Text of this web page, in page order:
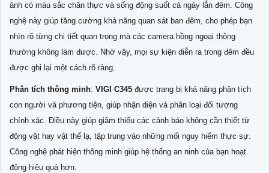
ảnh có màu sắc chân thực và sống động suốt cả ngày lẫn đêm. Công
nghệ này giúp tăng cường khả năng quan sát ban đêm, cho phép bạn
nhìn rõ từng chi tiết quan trọng mà các camera hồng ngoại thông
thường không làm được. Nhờ vậy, mọi sự kiện diễn ra trong đêm đều
được ghi lại một cách rõ ràng.
Phân tích thông minh: VIGI C345 được trang bị khả năng phân tích
con người và phương tiện, giúp nhận diện và phân loại đối tượng
chính xác. Điều này giúp giảm thiểu các cảnh báo không cần thiết từ
động vật hay vật thể lạ, tập trung vào những mối nguy hiểm thực sự.
Công nghệ phát hiện thông minh giúp hệ thống an ninh của bạn hoạt
động hiệu quả hơn.